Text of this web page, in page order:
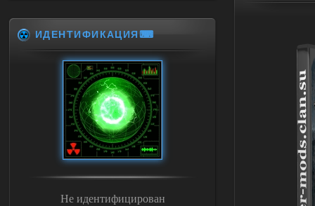
ИДЕНТИФИКАЦИЯ⌨
Не идентифицирован